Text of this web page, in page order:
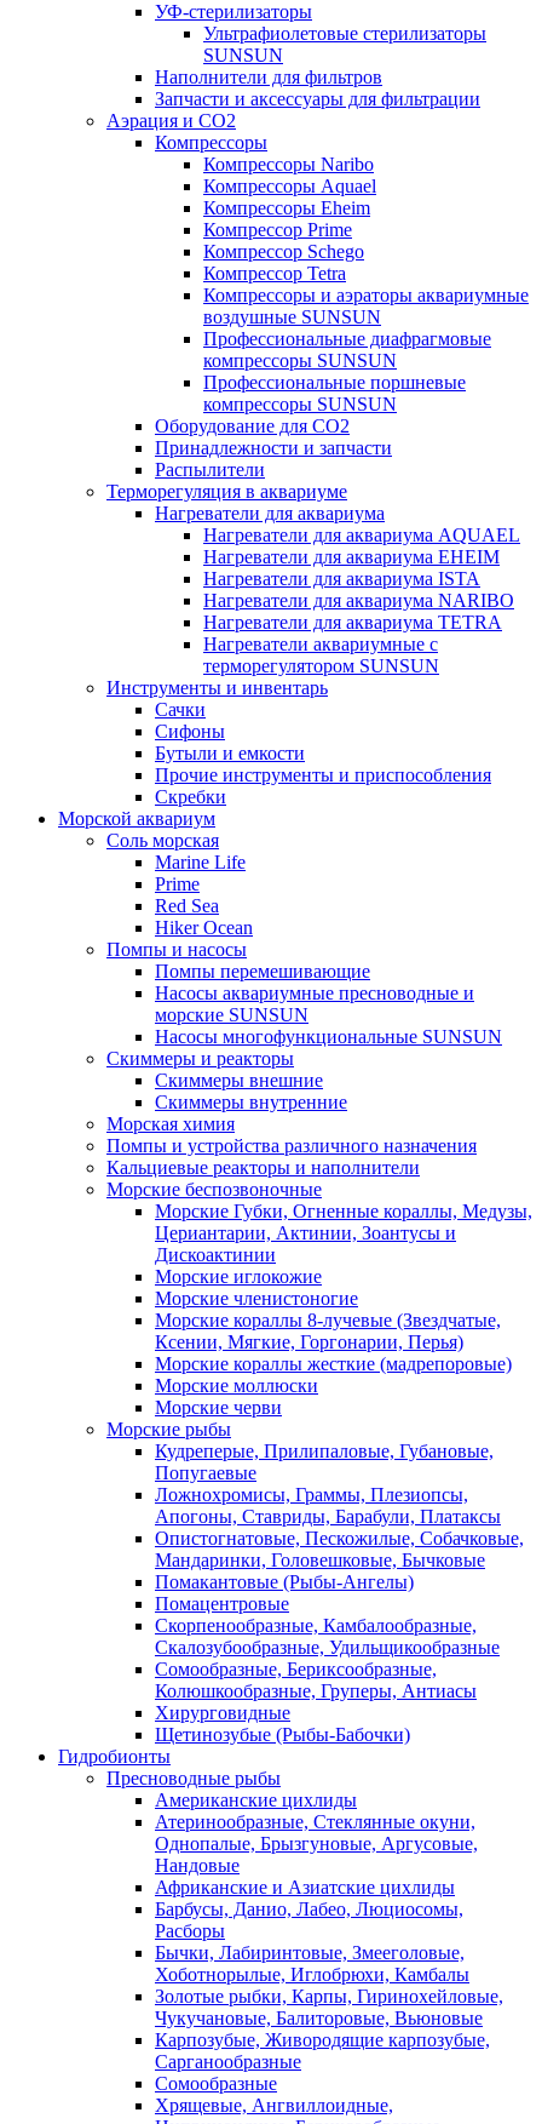
УФ-стерилизаторы
Ультрафиолетовые стерилизаторы
SUNSUN
Наполнители для фильтров
Запчасти и аксессуары для фильтрации
Аэрация и CO2
Компрессоры
Компрессоры Naribo
Компрессоры Aquael
Компрессоры Eheim
Компрессор Prime
Компрессор Schego
Компрессор Tetra
Компрессоры и аэраторы аквариумные
воздушные SUNSUN
Профессиональные диафрагмовые
компрессоры SUNSUN
Профессиональные поршневые
компрессоры SUNSUN
Оборудование для CO2
Принадлежности и запчасти
Распылители
Терморегуляция в аквариуме
Нагреватели для аквариума
Нагреватели для аквариума AQUAEL
Нагреватели для аквариума EHEIM
Нагреватели для аквариума ISTA
Нагреватели для аквариума NARIBO
Нагреватели для аквариума TETRA
Нагреватели аквариумные с
терморегулятором SUNSUN
Инструменты и инвентарь
Сачки
Сифоны
Бутыли и емкости
Прочие инструменты и приспособления
Скребки
Морской аквариум
Соль морская
Marine Life
Prime
Red Sea
Hiker Ocean
Помпы и насосы
Помпы перемешивающие
Насосы аквариумные пресноводные и
морские SUNSUN
Насосы многофункциональные SUNSUN
Скиммеры и реакторы
Скиммеры внешние
Скиммеры внутренние
Морская химия
Помпы и устройства различного назначения
Кальциевые реакторы и наполнители
Морские беспозвоночные
Морские Губки, Огненные кораллы, Медузы,
Цериантарии, Актинии, Зоантусы и
Дискоактинии
Морские иглокожие
Морские членистоногие
Морские кораллы 8-лучевые (Звездчатые,
Ксении, Мягкие, Горгонарии, Перья)
Морские кораллы жесткие (мадрепоровые)
Морские моллюски
Морские черви
Морские рыбы
Кудреперые, Прилипаловые, Губановые,
Попугаевые
Ложнохромисы, Граммы, Плезиопсы,
Апогоны, Ставриды, Барабули, Платаксы
Опистогнатовые, Пескожилые, Собачковые,
Мандаринки, Головешковые, Бычковые
Помакантовые (Рыбы-Ангелы)
Помацентровые
Скорпенообразные, Камбалообразные,
Скалозубообразные, Удильщикообразные
Сомообразные, Бериксообразные,
Колюшкообразные, Груперы, Антиасы
Хирурговидные
Щетинозубые (Рыбы-Бабочки)
Гидробионты
Пресноводные рыбы
Американские цихлиды
Атеринообразные, Стеклянные окуни,
Однопалые, Брызгуновые, Аргусовые,
Нандовые
Африканские и Азиатские цихлиды
Барбусы, Данио, Лабео, Люциосомы,
Расборы
Бычки, Лабиринтовые, Змееголовые,
Хоботнорылые, Иглобрюхи, Камбалы
Золотые рыбки, Карпы, Гиринохейловые,
Чукучановые, Балиторовые, Вьюновые
Карпозубые, Живородящие карпозубые,
Сарганообразные
Сомообразные
Хрящевые, Ангвиллоидные,